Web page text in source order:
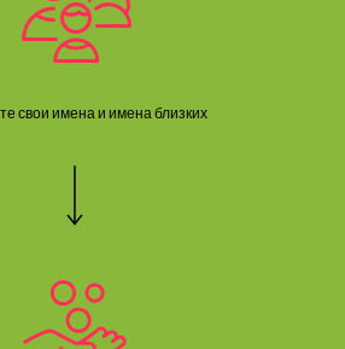
свои имена и имена близких